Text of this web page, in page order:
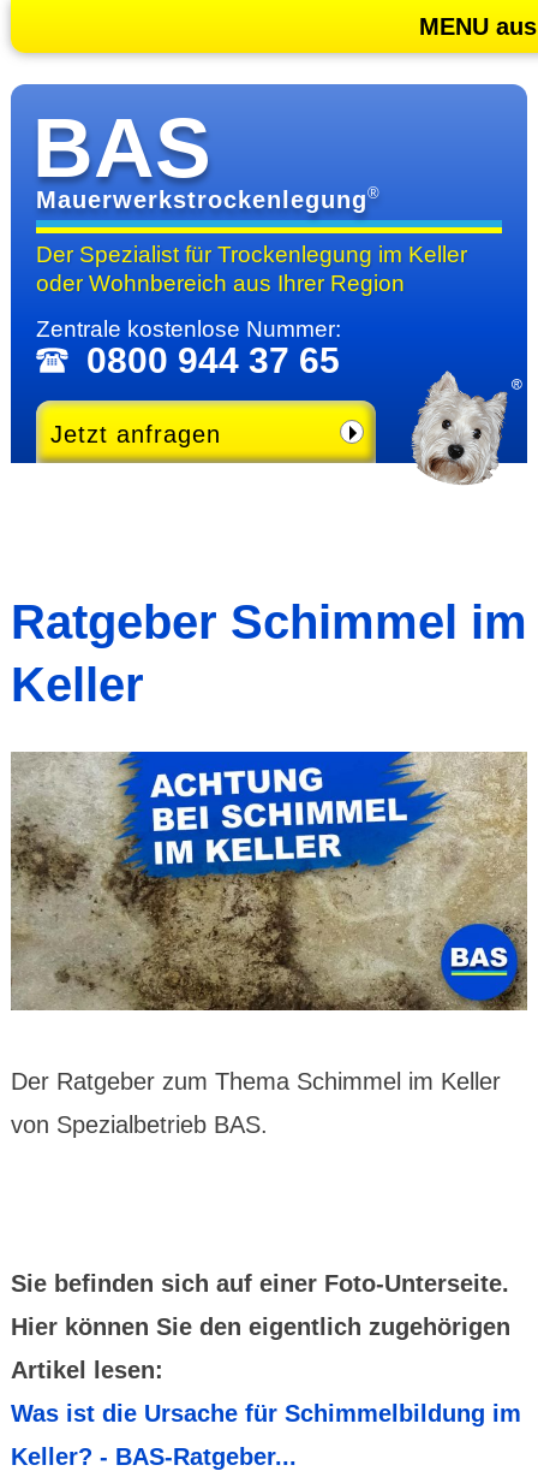
MENU
BAS
Mauerwerkstrockenlegung®
Der Spezialist für Trocken­legung im Keller
oder Wohn­bereichaus Ihrer Region
Zentrale kosten­lose Nummer:
0800 944 37 65
Jetzt anfragen
Ratgeber Schimmel im
Keller
Der Ratgeber zum Thema Schimmel im Keller
von Spezialbetrieb BAS.
Sie befinden sich auf einer Foto-Unterseite.
Hier können Sie den eigentlich zugehörigen
Artikel lesen:
Was ist die Ursache für Schimmelbildung im
Keller? - BAS-Ratgeber...